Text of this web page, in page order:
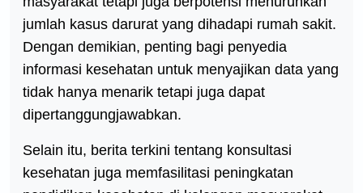
jumlah kasus darurat yang dihadapi rumah sakit.
Dengan demikian, penting bagi penyedia
informasi kesehatan untuk menyajikan data yang
tidak hanya menarik tetapi juga dapat
dipertanggungjawabkan.
Selain itu, berita terkini tentang konsultasi
kesehatan juga memfasilitasi peningkatan